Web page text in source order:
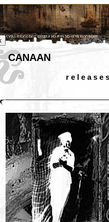
CANAAN
r e l e a s e s